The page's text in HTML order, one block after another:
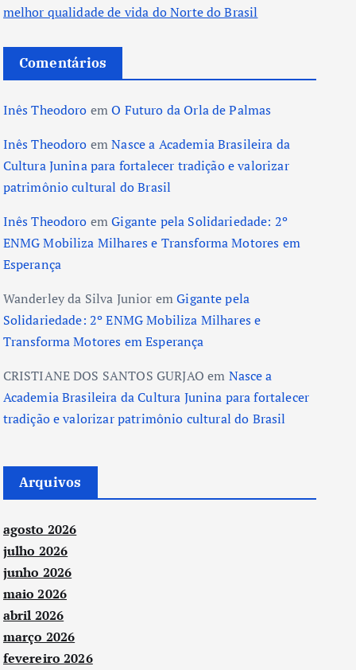
melhor qualidade de vida do Norte do Brasil
Comentários
Inês Theodoro emO Futuro da Orla de Palmas
Inês Theodoro emNasce a Academia Brasileira da
Cultura Junina para fortalecer tradição e valorizar
patrimônio cultural do Brasil
Inês Theodoro emGigante pela Solidariedade: 2º
ENMG Mobiliza Milhares e Transforma Motores em
Esperança
Wanderley da Silva Junior emGigante pela
Solidariedade: 2º ENMG Mobiliza Milhares e
Transforma Motores em Esperança
CRISTIANE DOS SANTOS GURJAO em Nasce a
Academia Brasileira da Cultura Junina para fortalecer
tradição e valorizar patrimônio cultural do Brasil
Arquivos
agosto 2026
julho 2026
junho 2026
maio 2026
abril 2026
março 2026
fevereiro 2026